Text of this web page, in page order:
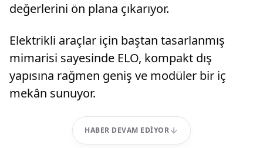
değerlerini ön plana çıkarıyor.
Elektrikli araçlar için baştan tasarlanmış
mimarisi sayesinde ELO, kompakt dış
yapısına rağmen geniş ve modüler bir iç
mekân sunuyor.
HABER DEVAM EDIYOR